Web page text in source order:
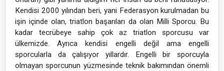
Kendisi 2000 yılından beri, yani Federasyon kurulmadan bu
işin içinde olan, triatlon başarıları da olan Milli Sporcu. Bu
kadar tecrübeye sahip çok az triatlon sporcusu var
ülkemizde. Ayrıca kendisi engelli değil ama engelli
sporcularla da çalışıyor yıllardır. Engelli bir sporcuyla
olmayan sporcunun yüzmesinde teknik bakımından önemli